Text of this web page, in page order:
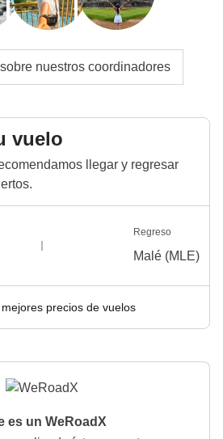
nuestros coordinadores
vuelo
llegar y regresar
Regreso
Malé (MLE)
precios de vuelos
es un WeRoadX